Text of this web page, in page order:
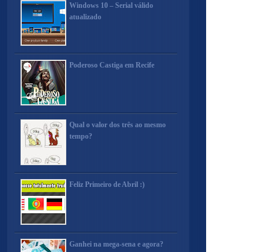
Windows 10 – Serial válido
atualizado
Poderoso Castiga em Recife
Qual o valor dos três ao mesmo
tempo?
Feliz Primeiro de Abril :)
Ganhei na mega-sena e agora?